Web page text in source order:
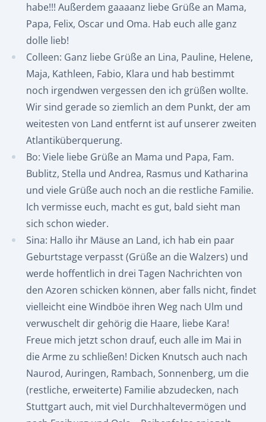
habe!!! Außerdem gaaaanz liebe Grüße an Mama,
Papa, Felix, Oscar und Oma. Hab euch alle ganz
dolle lieb!
Colleen: Ganz liebe Grüße an Lina, Pauline, Helene,
Maja, Kathleen, Fabio, Klara und hab bestimmt
noch irgendwen vergessen den ich grüßen wollte.
Wir sind gerade so ziemlich an dem Punkt, der am
weitesten von Land entfernt ist auf unserer zweiten
Atlantiküberquerung.
Bo: Viele liebe Grüße an Mama und Papa, Fam.
Bublitz, Stella und Andrea, Rasmus und Katharina
und viele Grüße auch noch an die restliche Familie.
Ich vermisse euch, macht es gut, bald sieht man
sich schon wieder.
Sina: Hallo ihr Mäuse an Land, ich hab ein paar
Geburtstage verpasst (Grüße an die Walzers) und
werde hoffentlich in drei Tagen Nachrichten von
den Azoren schicken können, aber falls nicht, findet
vielleicht eine Windböe ihren Weg nach Ulm und
verwuschelt dir gehörig die Haare, liebe Kara!
Freue mich jetzt schon drauf, euch alle im Mai in
die Arme zu schließen! Dicken Knutsch auch nach
Naurod, Auringen, Rambach, Sonnenberg, um die
(restliche, erweiterte) Familie abzudecken, nach
Stuttgart auch, mit viel Durchhaltevermögen und